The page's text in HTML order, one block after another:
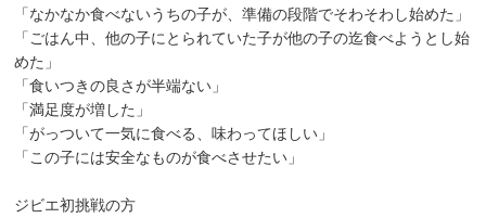
「なかなか食べないうちの子が、準備の段階でそわそわし始めた」
「ごはん中、他の子にとられていた子が他の子の迄食べようとし始
めた」
「食いつきの良さが半端ない」
「満足度が増した」
「がっついて一気に食べる、味わってほしい」
「この子には安全なものが食べさせたい」
ジビエ初挑戦の方